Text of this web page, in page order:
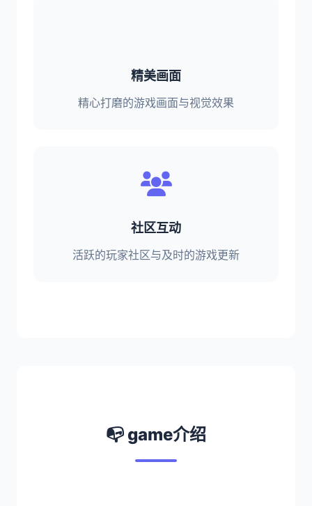
精美画面
精心打磨的游戏画面与视觉效果
社区互动
活跃的玩家社区与及时的游戏更新
📭 game介绍